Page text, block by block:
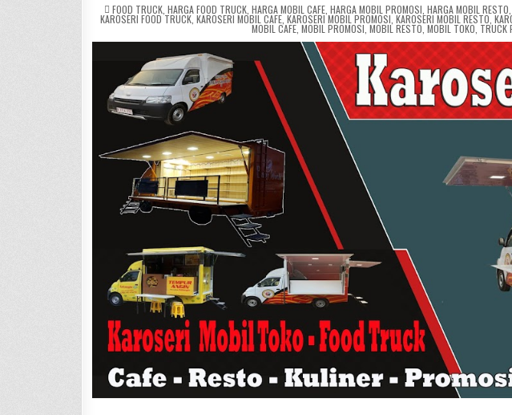
POSTED
IN
FOOD TRUCK ,HARGA FOOD TRUCK ,HARGA MOBIL CAFE ,HARGA MOBIL PROMOSI ,HARGA MOBIL RESTO
KAROSERI FOOD TRUCK, KAROSERI MOBIL CAFE, KAROSERI MOBIL PROMOSI KAROSERI MOBIL RESTO
MOBIL CAFE, MOBIL PROMOSI MOBIL RESTO MOBIL TOKO TRUCK